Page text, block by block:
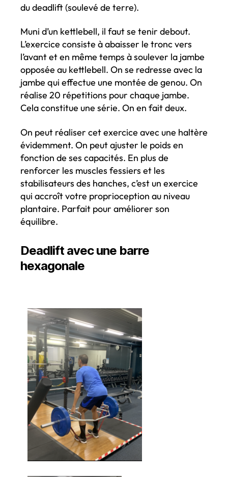
du deadlift (soulevé de terre).
Muni d’un kettlebell, il faut se tenir debout.
L’exercice consiste à abaisser le tronc vers
l’avant et en même temps à soulever la jambe
opposée au kettlebell. On se redresse avec la
jambe qui effectue une montée de genou. On
réalise 20 répetitions pour chaque jambe.
Cela constitue une série. On en fait deux.
On peut réaliser cet exercice avec une haltère
évidemment. On peut ajuster le poids en
fonction de ses capacités. En plus de
renforcer les muscles fessiers et les
stabilisateurs des hanches, c’est un exercice
qui accroît votre proprioception au niveau
plantaire. Parfait pour améliorer son
équilibre.
Deadlift avec une barre
hexagonale